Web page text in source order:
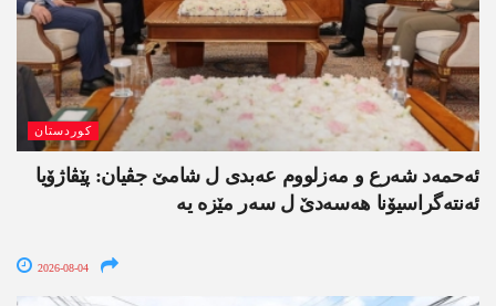
کوردستان
ئەحمەد شەرع و مەزلووم عەبدی ل شامێ جڤیان: پێڤاژۆیا
ئەنتەگراسیۆنا ھەسەدێ ل سەر مێزە یە
2026-08-04